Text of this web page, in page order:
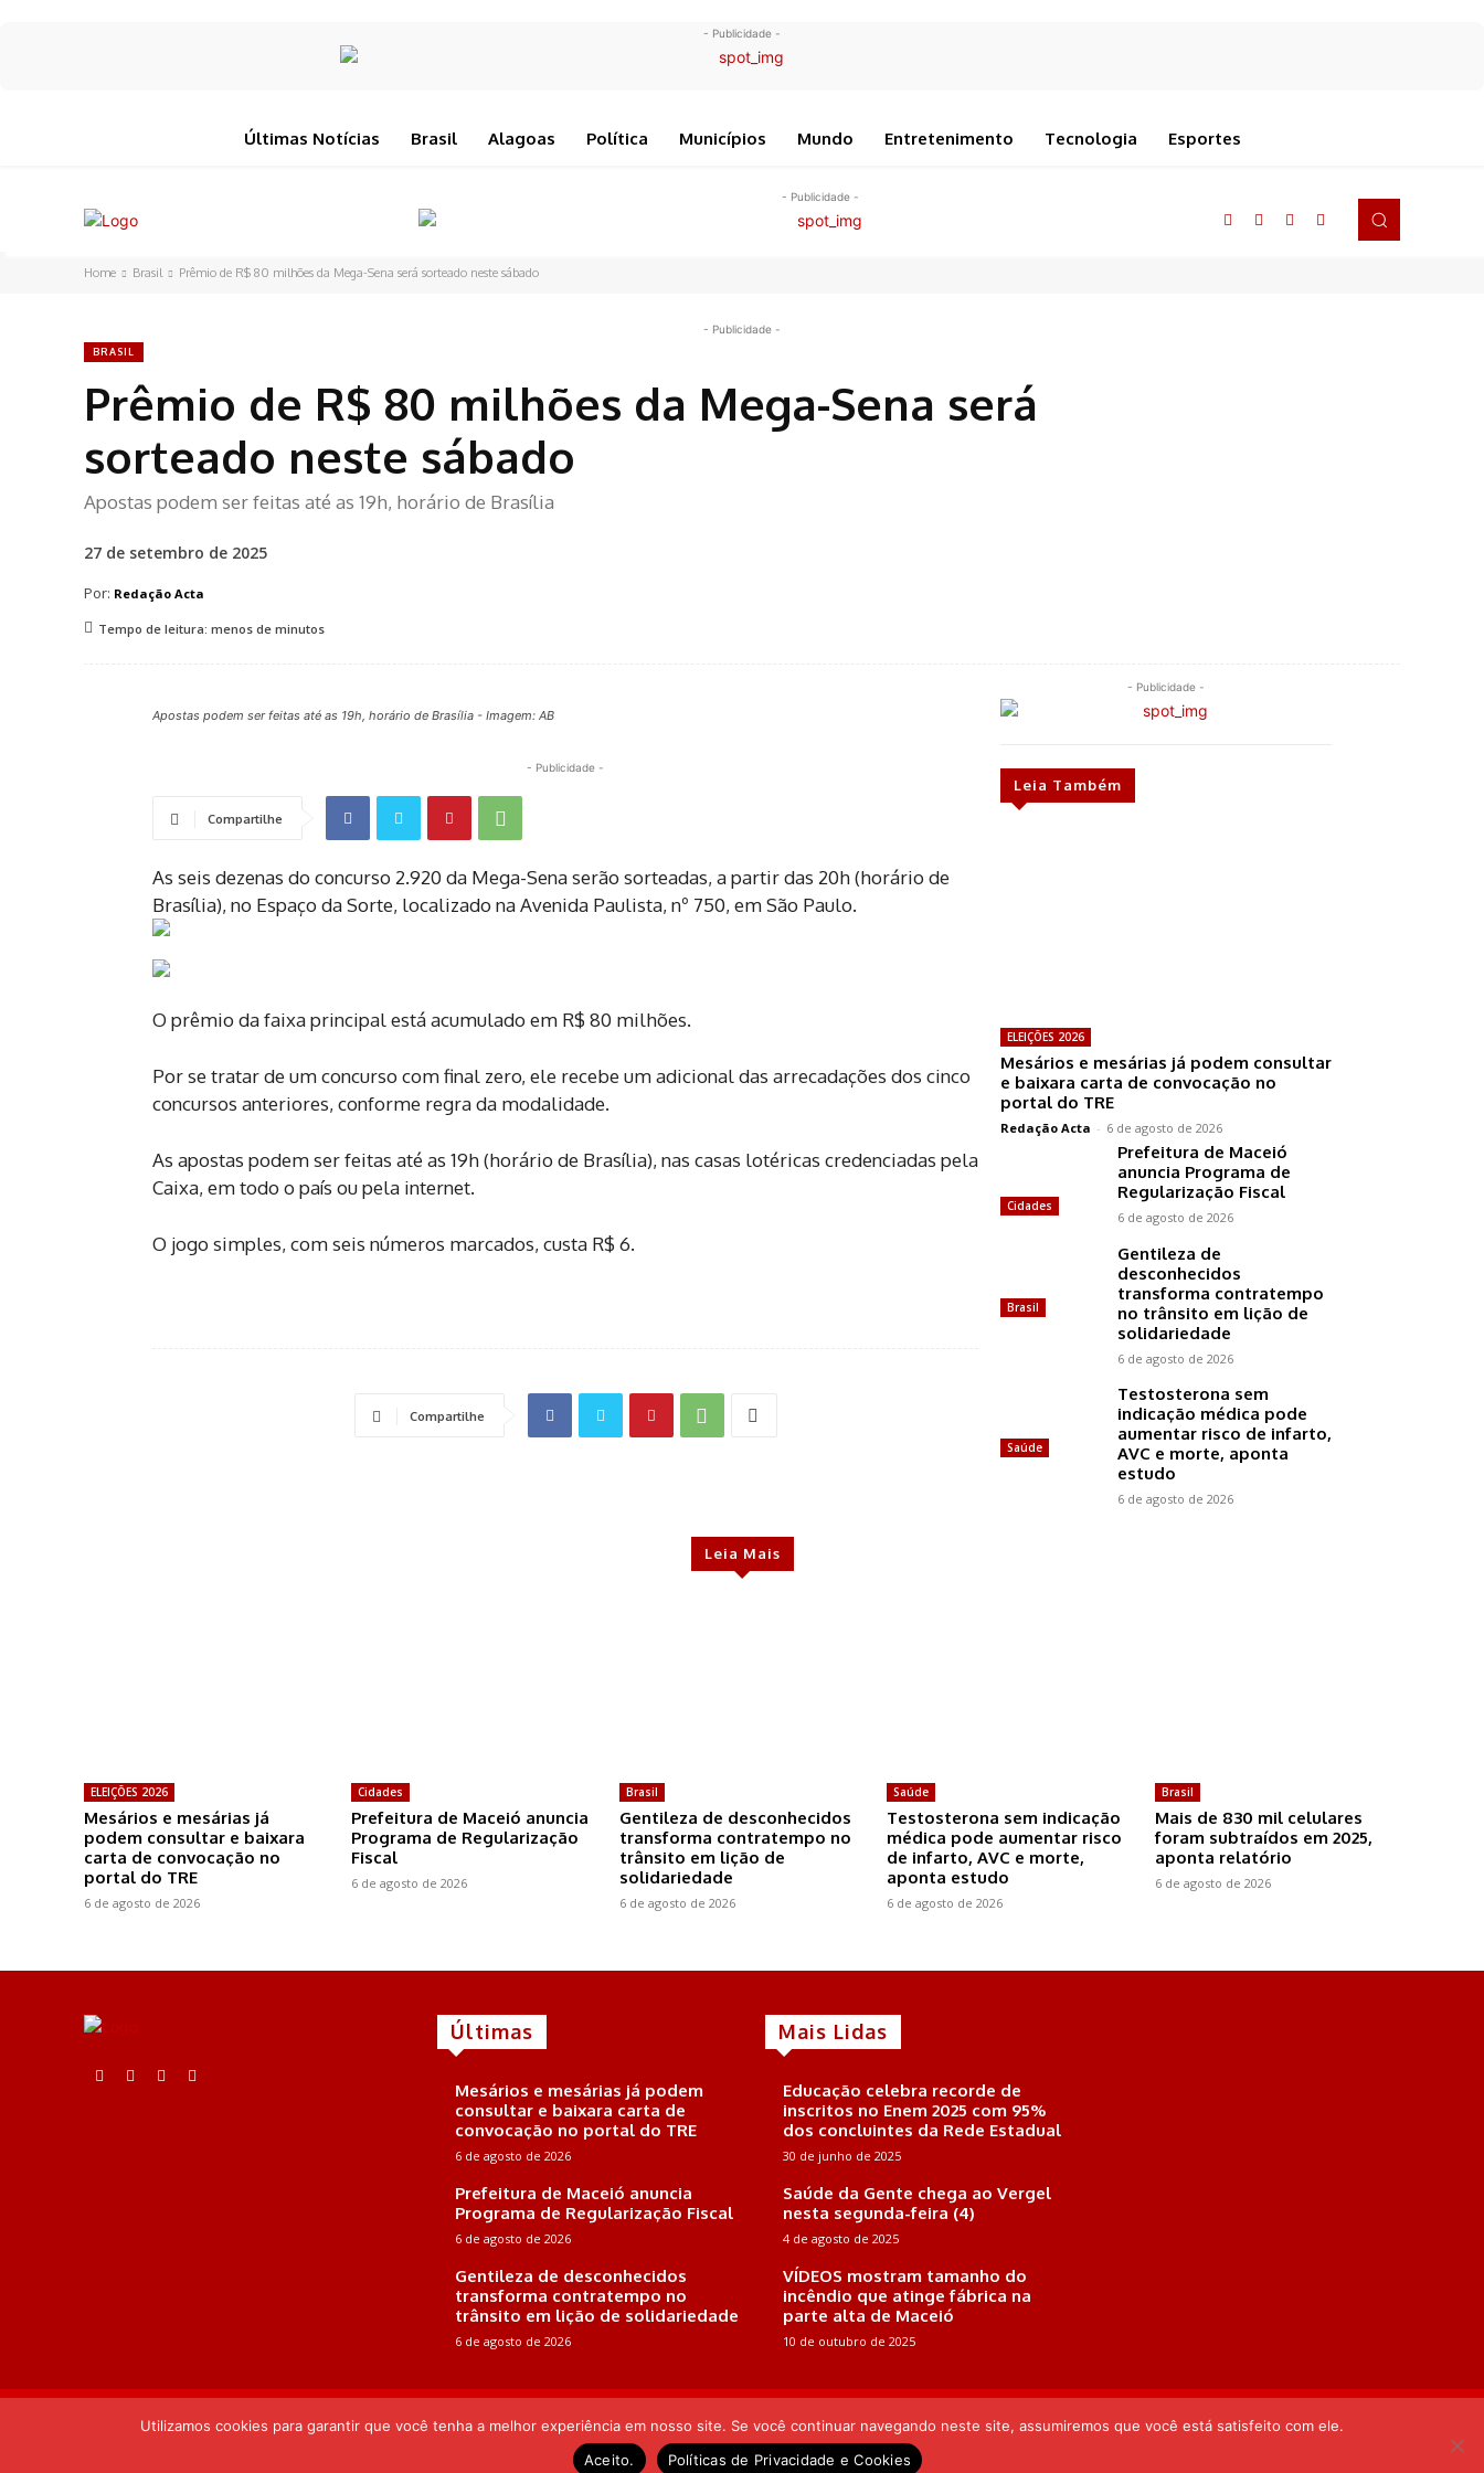
- Publicidade -
Últimas Notícias Brasil Alagoas Política Municípios Mundo Entretenimento Tecnologia Esportes
- Publicidade -
Home Brasil Prêmio de R$ 80 milhões da Mega-Sena será sorteado neste sábado
- Publicidade -
BRASIL
Prêmio de R$ 80 milhões da Mega-Sena será
sorteado neste sábado
Apostas podem ser feitas até as 19h, horário de Brasília
27 de setembro de 2025
Por: Redação Acta
Tempo de leitura: menos de minutos
Apostas podem ser feitas até as 19h, horário de Brasília - Imagem: AB
- Publicidade -
Compartilhe
As seis dezenas do concurso 2.920 da Mega-Sena serão sorteadas, a partir das 20h (horário de
Brasília), no Espaço da Sorte, localizado na Avenida Paulista, nº 750, em São Paulo.
O prêmio da faixa principal está acumulado em R$ 80 milhões.
Por se tratar de um concurso com final zero, ele recebe um adicional das arrecadações dos cinco
concursos anteriores, conforme regra da modalidade.
As apostas podem ser feitas até as 19h (horário de Brasília), nas casas lotéricas credenciadas pela
Caixa, em todo o país ou pela internet.
O jogo simples, com seis números marcados, custa R$ 6.
Compartilhe
- Publicidade -
Leia Também
ELEIÇÕES 2026
Mesários e mesárias já podem consultar
e baixara carta de convocação no
portal do TRE
Redação Acta - 6 de agosto de 2026
Cidades
Prefeitura de Maceió
anuncia Programa de
Regularização Fiscal
6 de agosto de 2026
Brasil
Gentileza de
desconhecidos
transforma contratempo
no trânsito em lição de
solidariedade
6 de agosto de 2026
Saúde
Testosterona sem
indicação médica pode
aumentar risco de infarto,
AVC e morte, aponta
estudo
6 de agosto de 2026
Leia Mais
ELEIÇÕES 2026
Mesários e mesárias já
podem consultar e baixara
carta de convocação no
portal do TRE
6 de agosto de 2026
Cidades
Prefeitura de Maceió anuncia
Programa de Regularização
Fiscal
6 de agosto de 2026
Brasil
Gentileza de desconhecidos
transforma contratempo no
trânsito em lição de
solidariedade
6 de agosto de 2026
Saúde
Testosterona sem indicação
médica pode aumentar risco
de infarto, AVC e morte,
aponta estudo
6 de agosto de 2026
Brasil
Mais de 830 mil celulares
foram subtraídos em 2025,
aponta relatório
6 de agosto de 2026
Últimas
Mesários e mesárias já podem
consultar e baixara carta de
convocação no portal do TRE
6 de agosto de 2026
Prefeitura de Maceió anuncia
Programa de Regularização Fiscal
6 de agosto de 2026
Gentileza de desconhecidos
transforma contratempo no
trânsito em lição de solidariedade
6 de agosto de 2026
Mais Lidas
Educação celebra recorde de
inscritos no Enem 2025 com 95%
dos concluintes da Rede Estadual
30 de junho de 2025
Saúde da Gente chega ao Vergel
nesta segunda-feira (4)
4 de agosto de 2025
VÍDEOS mostram tamanho do
incêndio que atinge fábrica na
parte alta de Maceió
10 de outubro de 2025
Pereira
Utilizamos cookies para garantir que você tenha a melhor experiência em nosso site. Se você continuar navegando neste site, assumiremos que você está satisfeito com ele.
Aceito.
Políticas de Privacidade e Cookies